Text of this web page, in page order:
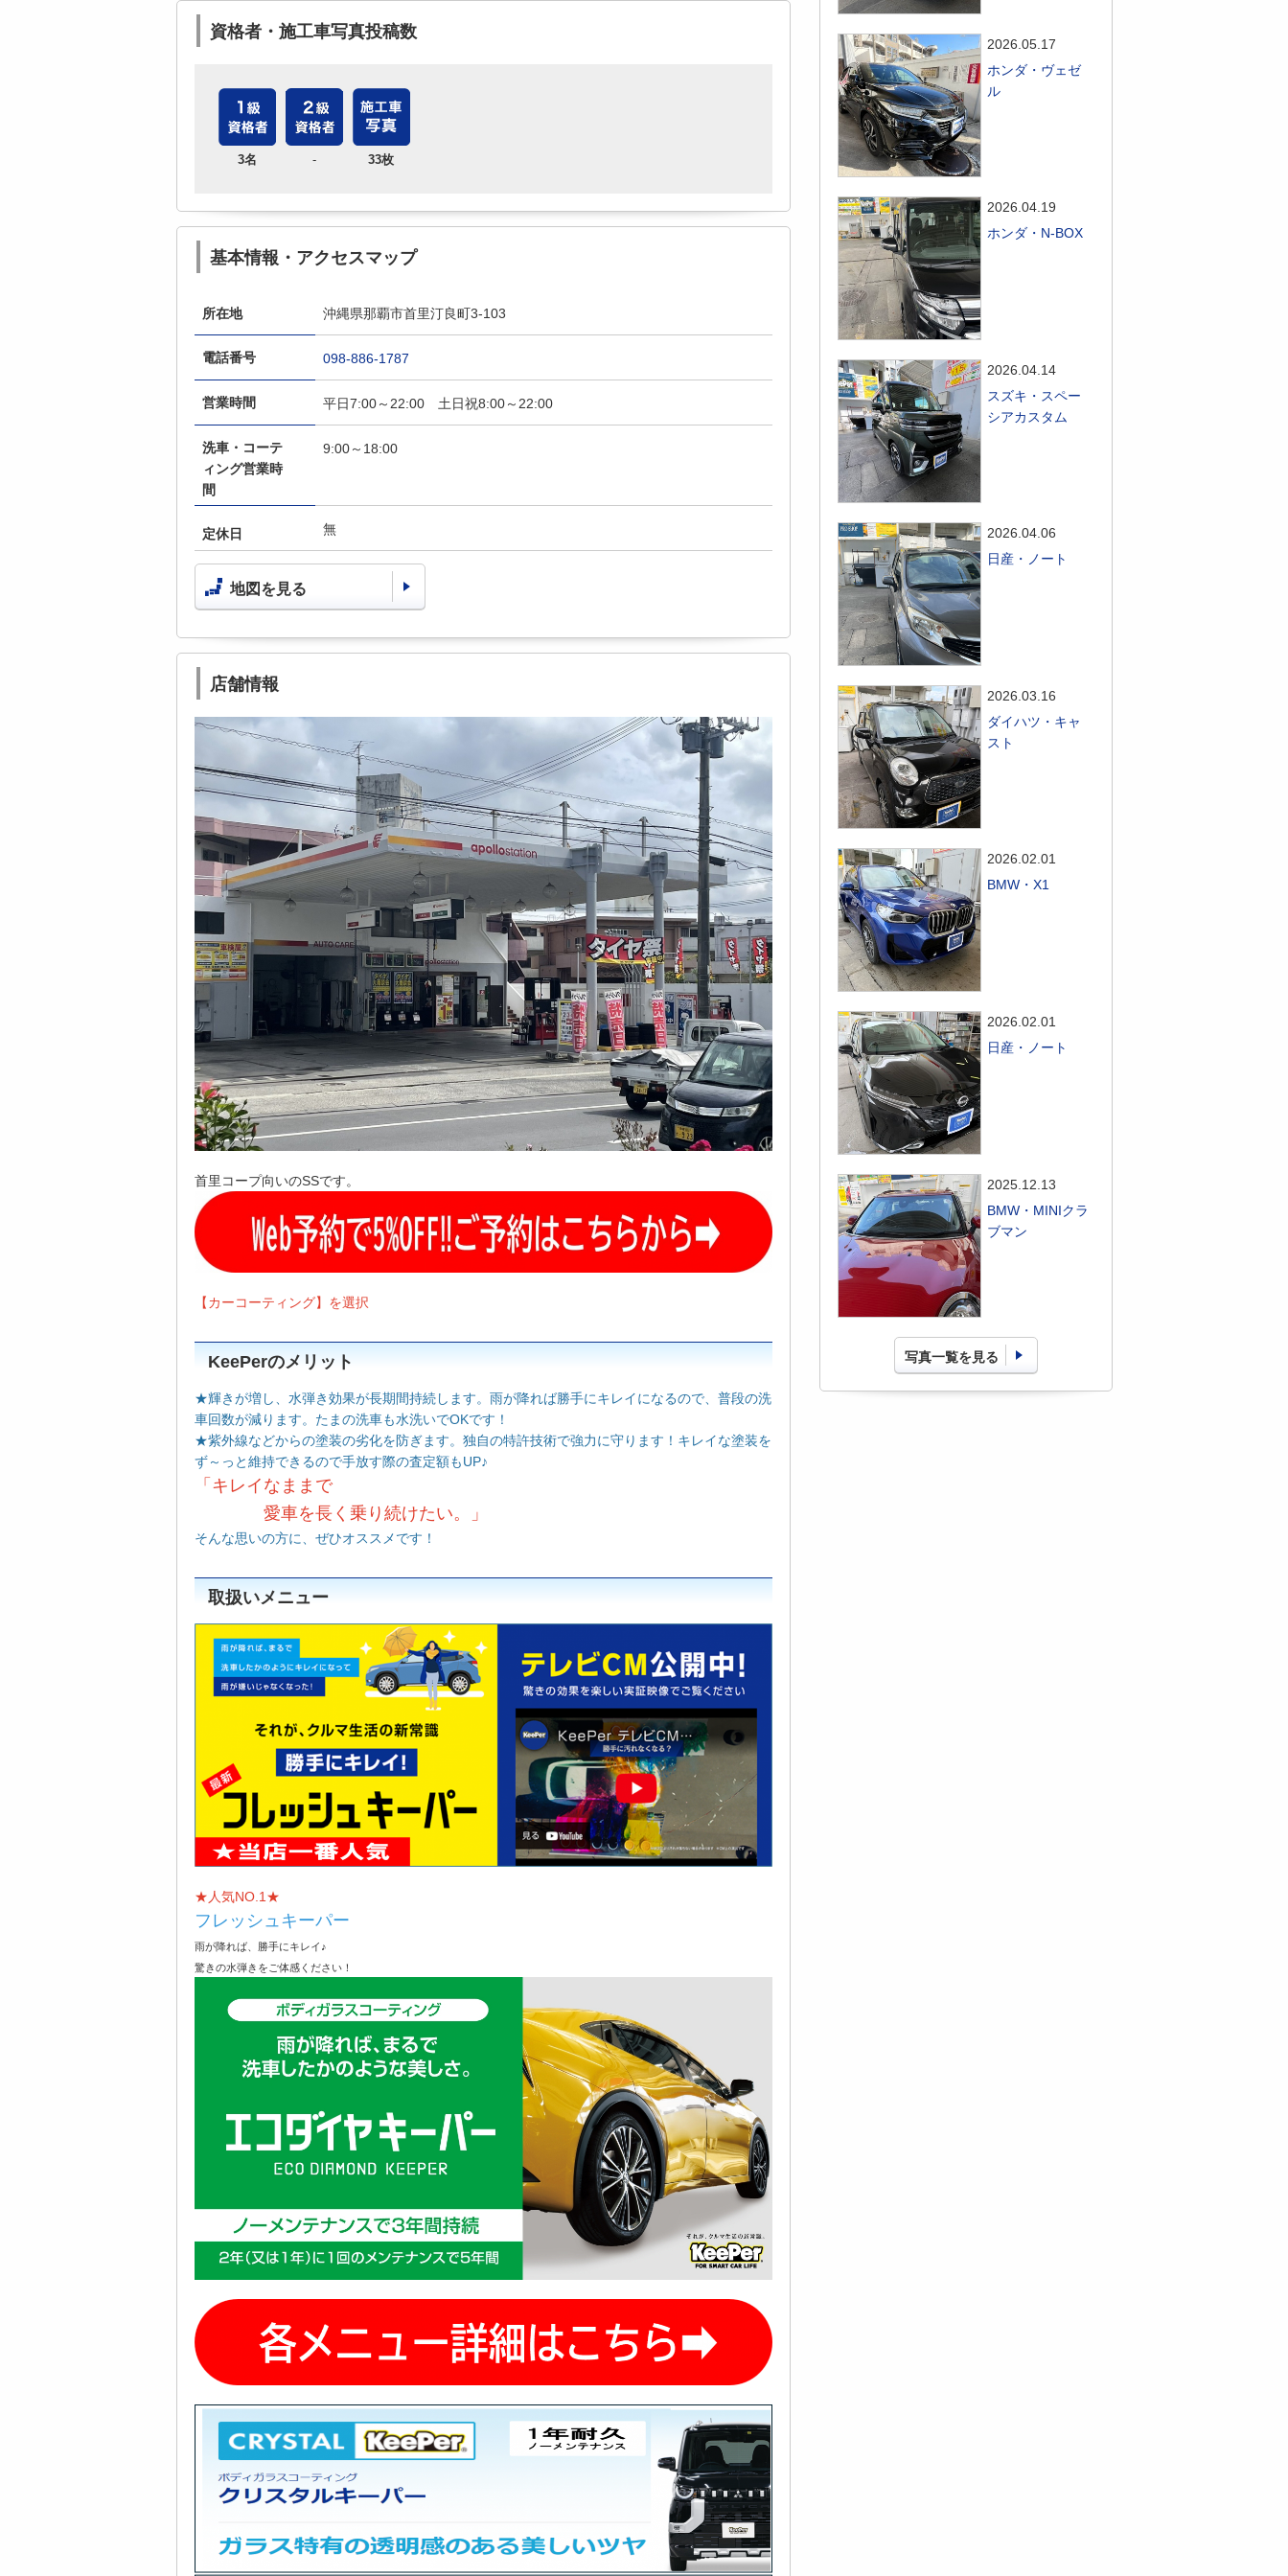
資格者・施工車写真投稿数
3名 - 33枚
基本情報・アクセスマップ
所在地 沖縄県那覇市首里汀良町3-103
電話番号 098-886-1787
営業時間 平日7:00～22:00 土日祝8:00～22:00
洗車・コーテ
ィング営業時
間
9:00～18:00
定休日 無
地図を見る
店舗情報
首里コープ向いのSSです。
【カーコーティング】を選択
KeePerのメリット
★輝きが増し、水弾き効果が長期間持続します。雨が降れば勝手にキレイになるので、 普段の洗
車回数が減ります。たまの洗車も水洗いでOKです！
★紫外線などからの塗装の劣化を防ぎます。独自の特許技術で強力に守ります！キレイな塗装を
ず～っと維持できるので手放す際の査定額もUP♪
「キレイなままで
愛車を長く乗り続けたい。」
そんな思いの方に、ぜひオススメです！
取扱いメニュー
★人気NO.1★
フレッシュキーパー
雨が降れば、勝手にキレイ♪
驚きの水弾きをご体感ください！
2026.05.17
ホンダ・ヴェゼ
ル
2026.04.19
ホンダ・N-BOX
2026.04.14
スズキ・スペー
シアカスタム
2026.04.06
日産・ノート
2026.03.16
ダイハツ・キャ
スト
2026.02.01
BMW・X1
2026.02.01
日産・ノート
2025.12.13
BMW・MINIクラ
ブマン
写真一覧を見る